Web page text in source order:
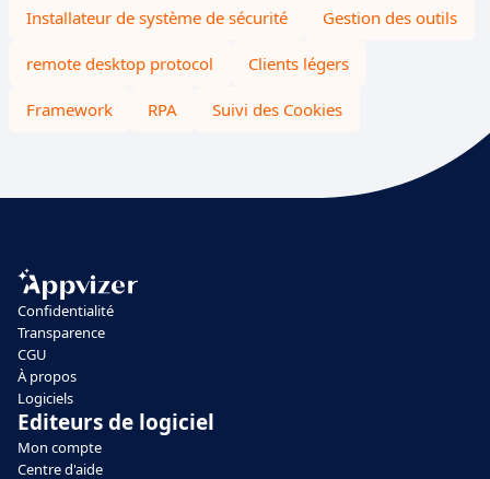
Installateur de système de sécurité Gestion des outils
remote desktop protocol Clients légers
Framework RPA Suivi des Cookies
Confidentialité
Transparence
CGU
À propos
Logiciels
Editeurs de logiciel
Mon compte
Centre d'aide